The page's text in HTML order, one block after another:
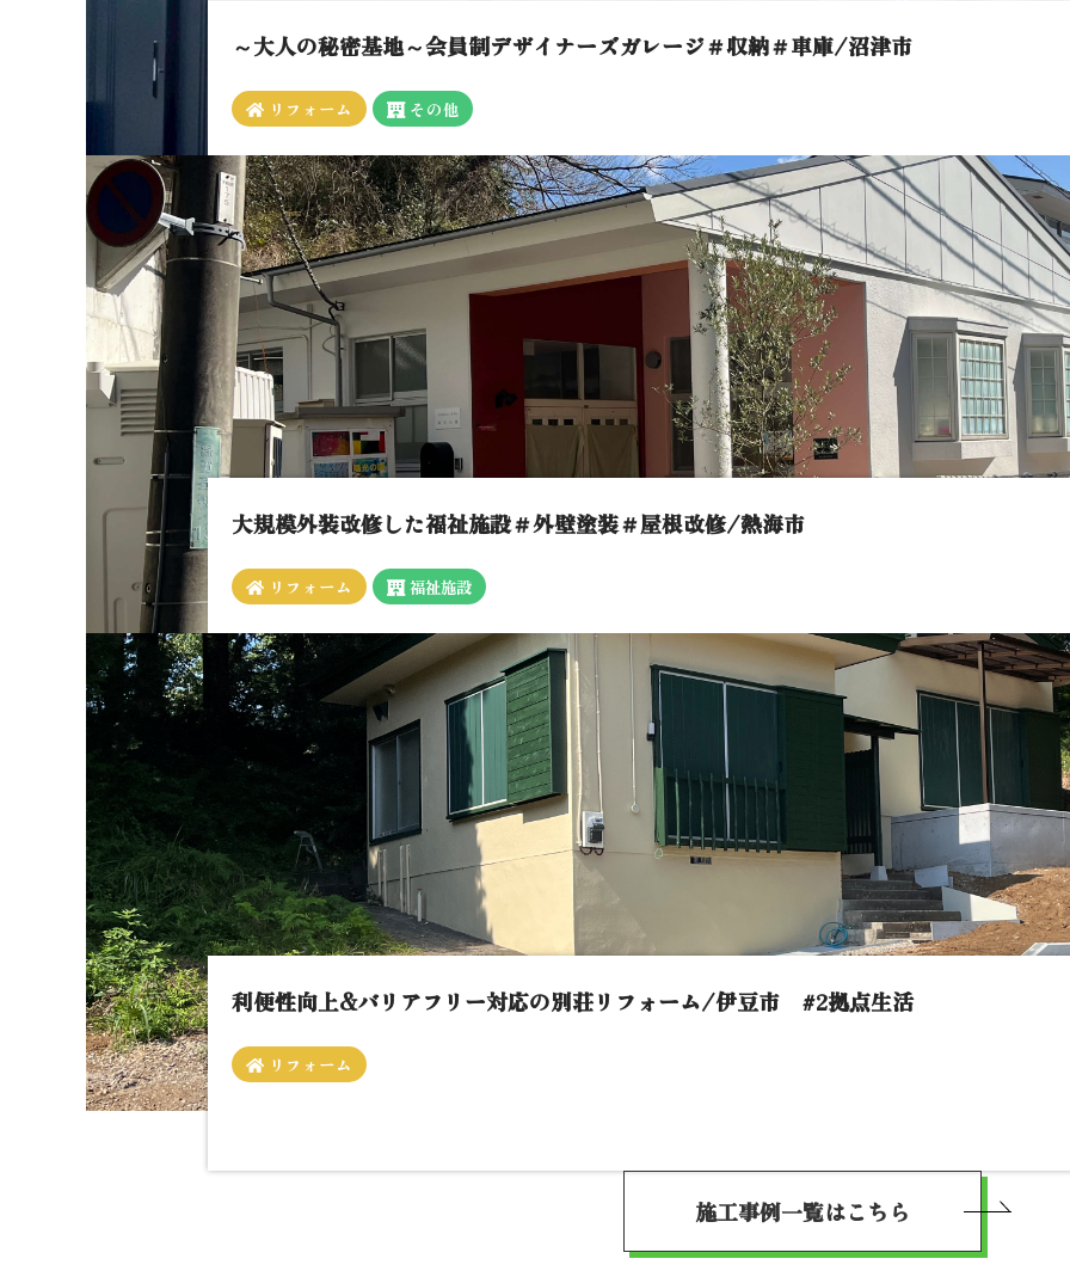
～大人の秘密基地～会員制デザイナーズガレージ＃収納＃車庫/沼津市
リフォーム その他
大規模外装改修した福祉施設＃外壁塗装＃屋根改修/熱海市
リフォーム 福祉施設
利便性向上&バリアフリー対応の別荘リフォーム/伊豆市 #2拠点生活
リフォーム
施工事例一覧はこちら